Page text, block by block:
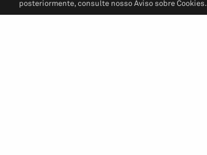
posteriormente, consulte nosso Aviso sobre Cookies.